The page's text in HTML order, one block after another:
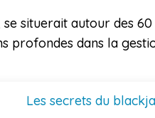
se situerait autour des
profondes dans la
Les secrets du